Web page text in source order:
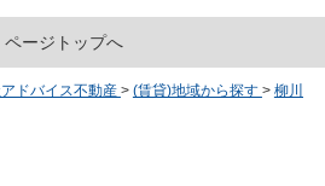
ページトップへ
ドバイス不動産 > (賃貸)地域から探す > 柳川